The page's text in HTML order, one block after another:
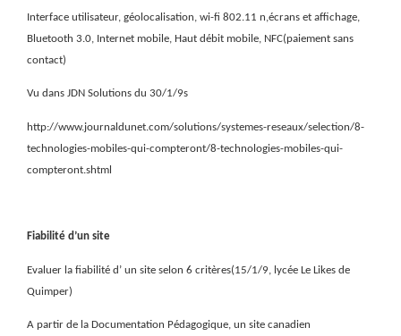
Interface utilisateur, géolocalisation, wi-fi 802.11 n,écrans et affichage,
Bluetooth 3.0, Internet mobile, Haut débit mobile, NFC(paiement sans
contact)
Vu dans JDN Solutions du 30/1/9s
http://www.journaldunet.com/solutions/systemes-reseaux/selection/8-
technologies-mobiles-qui-compteront/8-technologies-mobiles-qui-
compteront.shtml
Fiabilité d’un site
Evaluer la fiabilité d’ un site selon 6 critères(15/1/9, lycée Le Likes de
Quimper)
A partir de la Documentation Pédagogique, un site canadien